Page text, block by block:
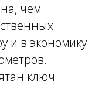
чем
и в экономику
ключ